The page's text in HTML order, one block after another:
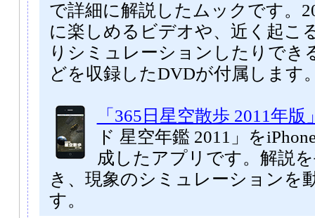
で詳細に解説したムックです。
に楽しめるビデオや、近く起こ
りシミュレーションしたりでき
どを収録したDVDが付属します
「365日星空散歩 2011年版
ド 星空年鑑 2011」を
成したアプリです。解説
き、現象のシミュレーションを
す。